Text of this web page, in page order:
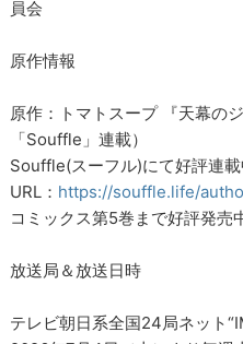
員会
原作情報
原作：トマトスープ 『天幕の
「Souffle」連載）
Souffle(スーフル)にて好評連載
URL： https://souffle.life/
コミックス第5巻まで好評発売
放送局＆放送日時
テレビ朝日系全国24局ネット